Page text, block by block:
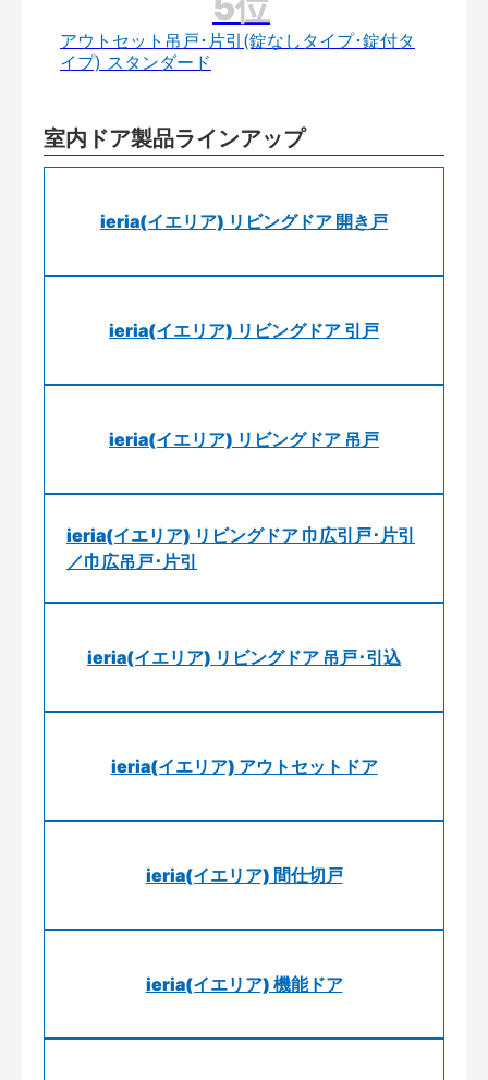
アウトセット吊戸･片引(錠なしタイプ･錠付タ
イプ) スタンダード
室内ドア製品ラインアップ
ieria(イエリア) リビングドア 開き戸
ieria(イエリア) リビングドア 引戸
ieria(イエリア) リビングドア 吊戸
ieria(イエリア) リビングドア 巾広引戸･片引
／巾広吊戸･片引
ieria(イエリア) リビングドア 吊戸･引込
ieria(イエリア) アウトセットドア
ieria(イエリア) 間仕切戸
ieria(イエリア) 機能ドア